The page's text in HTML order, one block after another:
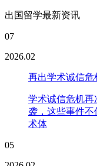
出国留学最新资讯
07
2026.02
再出学术诚信危
学术诚信危机
袭，这些事件
术体
05